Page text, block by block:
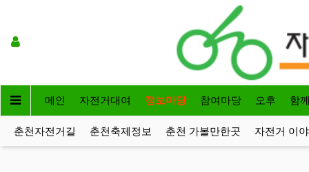
메인 자전거대여 정보마당 참여마당 오후 함
춘천자전거길 춘천축제정보 춘천 가볼만한곳 자전거 이